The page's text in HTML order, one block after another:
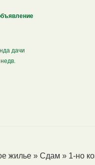
дачи
жилье » Сдам » 1-но